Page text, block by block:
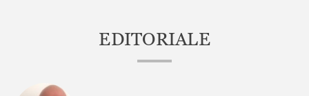
EDITORIALE